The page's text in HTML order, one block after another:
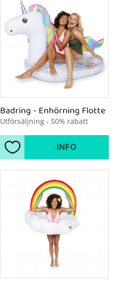
Badring - Enhörning Flotte
​Utförsäljning - 50% rabatt
Lägg till i favoriter
INFO